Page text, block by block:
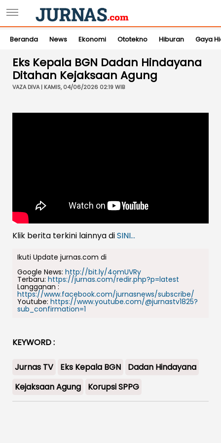
Beranda News Ekonomi Ototekno Hiburan Gaya
Eks Kepala BGN Dadan Hindayana
Ditahan Kejaksaan Agung
VAZA DIVA | KAMIS, 04/06/2026 02:19 WIB
Klik berita terkini lainnya diSINI...
Ikuti Update jurnas.com di
Google News: http://bit.ly/4omUVRy
Terbaru: https://jurnas.com/redir.php?p=latest
Langganan :
https://www.facebook.com/jurnasnews/subscribe/
Youtube: https://www.youtube.com/@jurnastv1825?
sub_confirmation=1
KEYWORD :
Jurnas TV Eks Kepala BGN
Dadan Hindayana
Kejaksaan Agung
Korupsi SPPG